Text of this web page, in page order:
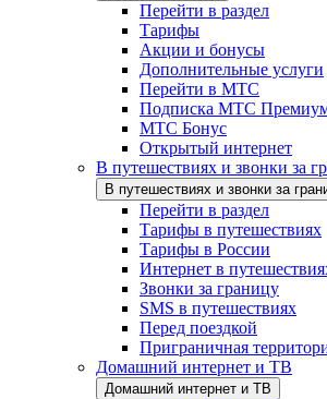
Перейти в раздел
Тарифы
Акции и бонусы
Дополнительные услуги
Перейти в МТС
Подписка МТС
МТС Бонус
Открытый интернет
В путешествиях и звонки за
В путешествиях и звонки за
Перейти в раздел
Тарифы в путешествиях
Тарифы в России
Интернет в
Звонки за границу
SMS в путешествиях
Перед поездкой
Приграничная
Домашний интернет и ТВ
Домашний интернет и ТВ